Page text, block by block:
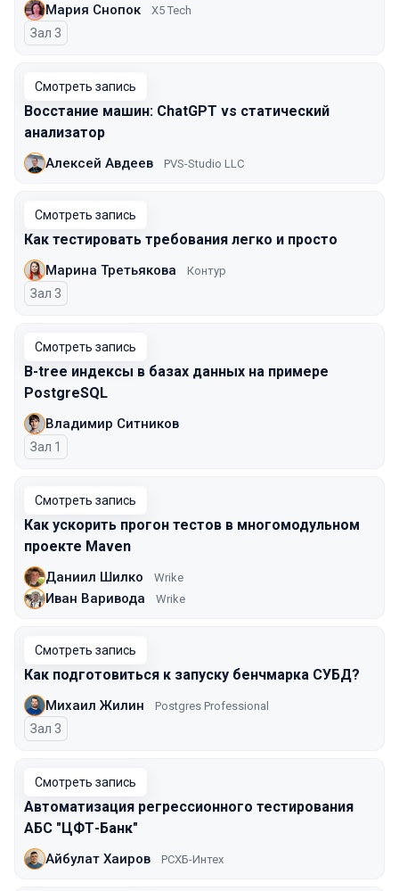
Мария Снопок X5 Tech
Зал 3
Смотреть запись
Восстание машин: ChatGPT vs статический
анализатор
Алексей Авдеев PVS-Studio LLC
Смотреть запись
Как тестировать требования легко и просто
Марина Третьякова Контур
Зал 3
Смотреть запись
B-tree индексы в базах данных на примере
PostgreSQL
Владимир Ситников
Зал 1
Смотреть запись
Как ускорить прогон тестов в многомодульном
проекте Maven
Даниил Шилко Wrike
Иван Варивода Wrike
Смотреть запись
Как подготовиться к запуску бенчмарка СУБД?
Михаил Жилин Postgres Professional
Зал 3
Смотреть запись
Автоматизация регрессионного тестирования
АБС "ЦФТ-Банк"
Айбулат Хаиров РСХБ-Интех